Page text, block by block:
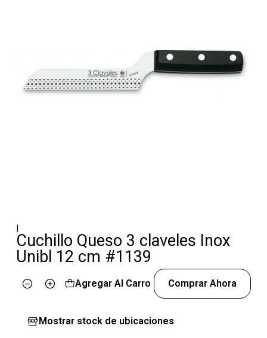
|
Cuchillo Queso 3 claveles Inox
Unibl 12 cm #1139
Cantidad
Agregar Al Carro Comprar Ahora
Mostrar stock de ubicaciones